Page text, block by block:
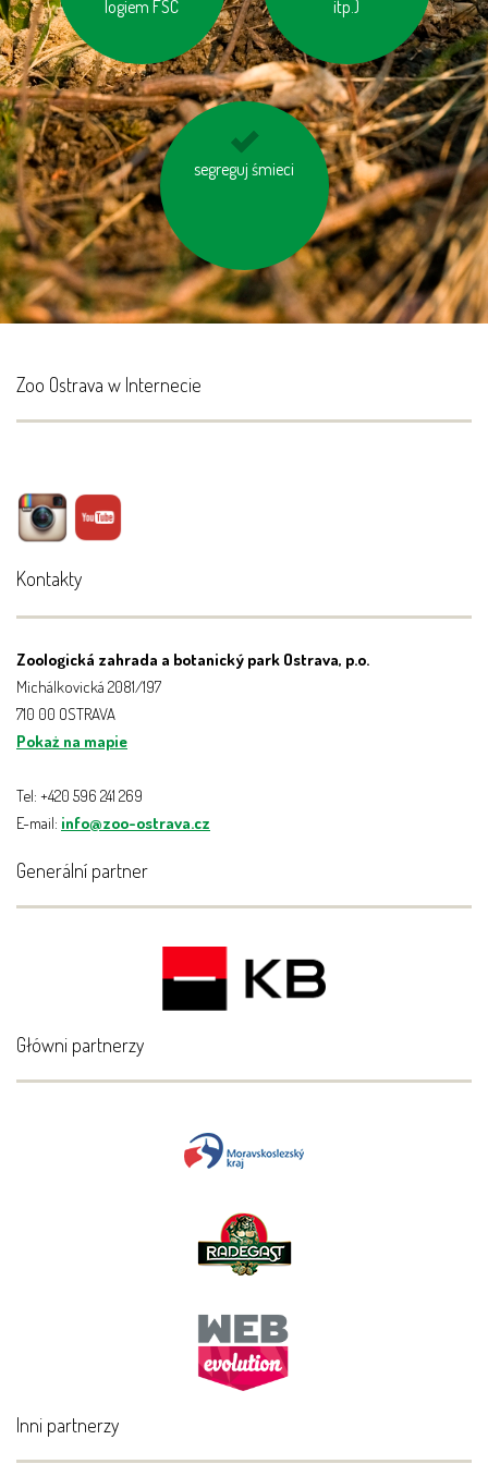
logiem FSC
itp.)
segreguj śmieci
kupuj produkty z
Zoo Ostrava w Internecie
Kontakty
Zoologická zahrada a botanický park Ostrava, p.o.
Michálkovická 2081/197
710 00 OSTRAVA
Pokaż na mapie
Tel: +420 596 241 269
E-mail: info@zoo-ostrava.cz
Generální partner
Główni partnerzy
Inni partnerzy